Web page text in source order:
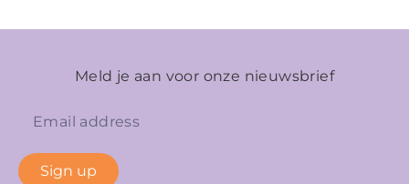
Meld je aan voor onze nieuwsbrief
Sign up